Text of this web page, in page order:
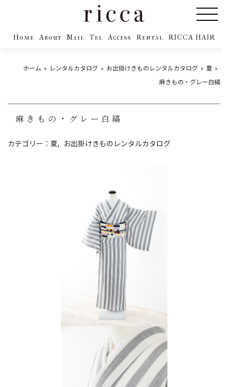
Home About Mail Tel Access Rental RICCA HAIR
ホーム レンタルカタログ お出掛けきものレンタルカタログ
夏
麻きもの・グレー白縞
麻きもの・グレー白縞
カテゴリー： 夏 お出掛けきものレンタルカタログ